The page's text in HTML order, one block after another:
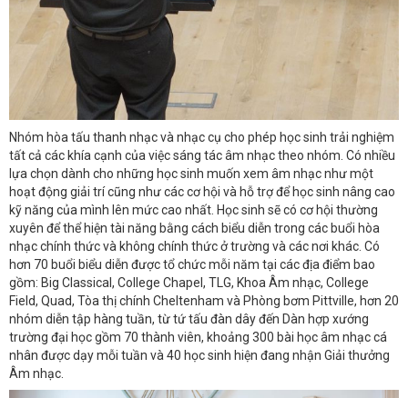
Nhóm hòa tấu thanh nhạc và nhạc cụ cho phép học sinh trải nghiệm
tất cả các khía cạnh của việc sáng tác âm nhạc theo nhóm. Có nhiều
lựa chọn dành cho những học sinh muốn xem âm nhạc như một
hoạt động giải trí cũng như các cơ hội và hỗ trợ để học sinh nâng cao
kỹ năng của mình lên mức cao nhất. Học sinh sẽ có cơ hội thường
xuyên để thể hiện tài năng bằng cách biểu diễn trong các buổi hòa
nhạc chính thức và không chính thức ở trường và các nơi khác. Có
hơn 70 buổi biểu diễn được tổ chức mỗi năm tại các địa điểm bao
gồm: Big Classical, College Chapel, TLG, Khoa Âm nhạc, College
Field, Quad, Tòa thị chính Cheltenham và Phòng bơm Pittville, hơn 20
nhóm diễn tập hàng tuần, từ tứ tấu đàn dây đến Dàn hợp xướng
trường đại học gồm 70 thành viên, khoảng 300 bài học âm nhạc cá
nhân được dạy mỗi tuần và 40 học sinh hiện đang nhận Giải thưởng
Âm nhạc.